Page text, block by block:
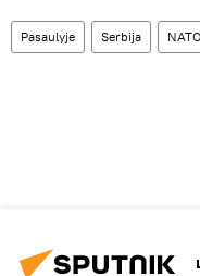
Pasaulyje Serbija NATO